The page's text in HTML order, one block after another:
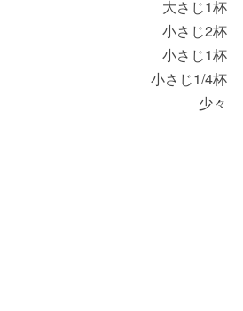
大さじ1杯
小さじ2杯
小さじ1杯
小さじ1/4杯
少々